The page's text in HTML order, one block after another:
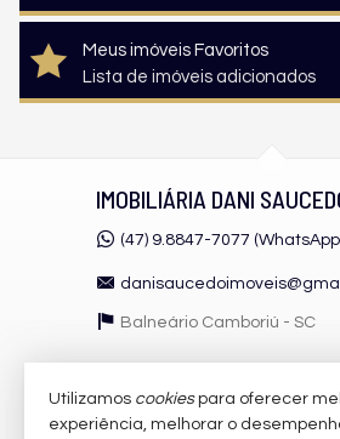
Meus imóveis Favoritos
Lista de imóveis adicionados
IMOBILIÁRIA DANI
(47) 9.8847-7077
Balneário Camboriú - SC
VEJA MAIS
Utilizamos cookiespara oferecer
experiência, melhorar o